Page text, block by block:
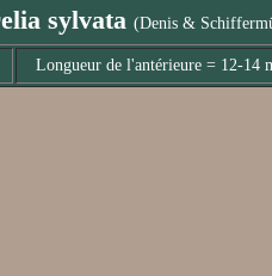
sylvata (Denis &
Longueur de l'antérieure = 12-14